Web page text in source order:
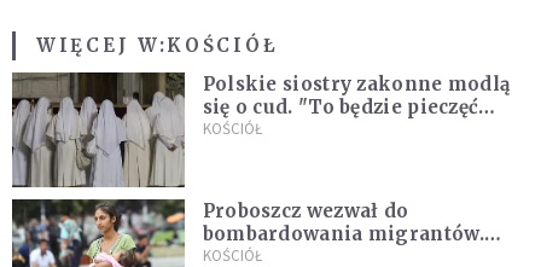
WIĘCEJ W:KOŚCIÓŁ
Polskie siostry zakonne modlą
się o cud. "To będzie pieczęć
Pana Boga dla naszej wiary"
KOŚCIÓŁ
Proboszcz wezwał do
bombardowania migrantów.
"Masowy ogień przeciwko
KOŚCIÓŁ